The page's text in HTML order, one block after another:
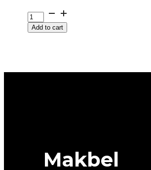
DOT225/70
R
15C
Add to cart
Makbel